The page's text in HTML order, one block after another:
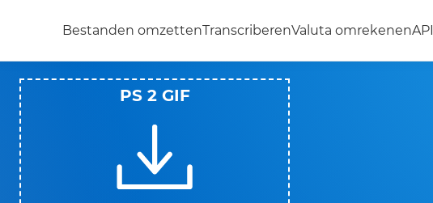
Bestanden omzettenTranscriberenValuta omrekenenAPI
PS 2 GIF